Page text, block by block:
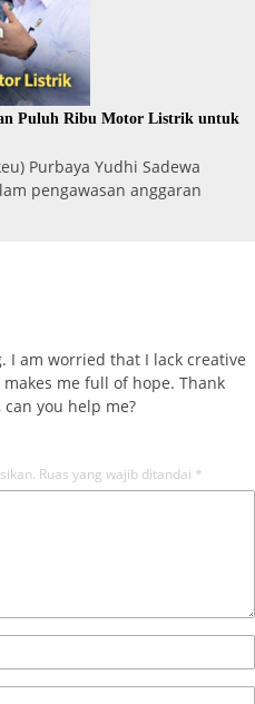
Puluh Ribu Motor Listrik untuk
Purbaya Yudhi Sadewa
pengawasan anggaran
I am worried that I lack creative
me full of hope. Thank
you help me?
Ruas yang wajib ditandai *